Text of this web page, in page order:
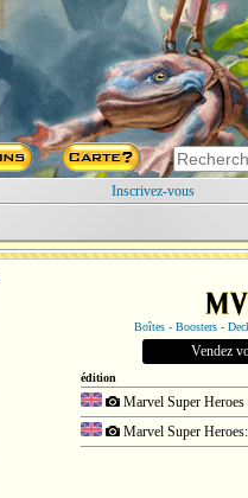
Inscrivez-vous
Boîtes - Boosters -
Vendez
édition
Marvel Super Heroes
Marvel Super